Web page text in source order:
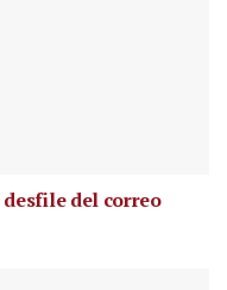
del correo